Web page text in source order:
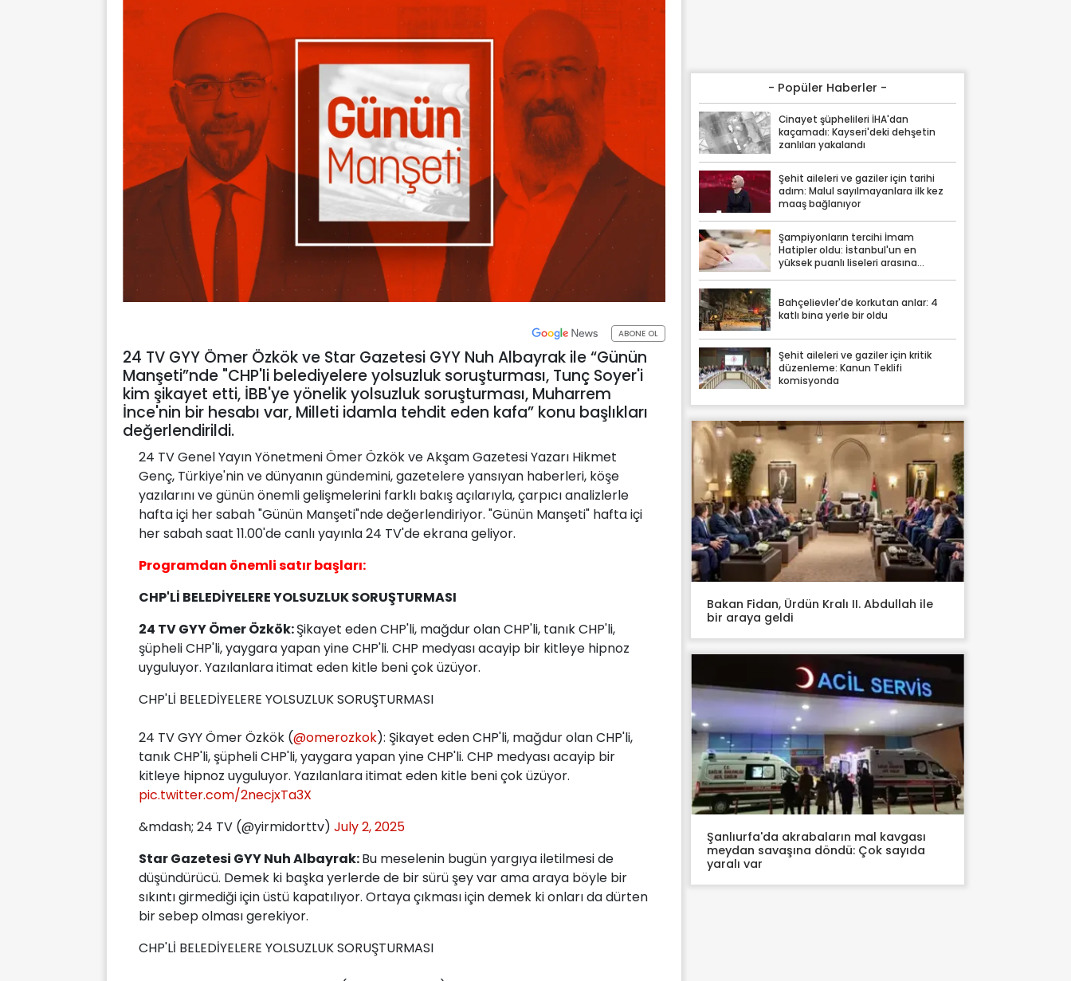
ABONE OL
24 TV GYY Ömer Özkök ve Star Gazetesi GYY Nuh Albayrak ile “Günün
Manşeti”nde "CHP'li belediyelere yolsuzluk soruşturması, Tunç Soyer'i
kim şikayet etti, İBB'ye yönelik yolsuzluk soruşturması, Muharrem
İnce'nin bir hesabı var, Milleti idamla tehdit eden kafa” konu başlıkları
değerlendirildi.
24 TV Genel Yayın Yönetmeni Ömer Özkök ve Akşam Gazetesi Yazarı Hikmet
Genç, Türkiye'nin ve dünyanın gündemini, gazetelere yansıyan haberleri, köşe
yazılarını ve günün önemli gelişmelerini farklı bakış açılarıyla, çarpıcı analizlerle
hafta içi her sabah "Günün Manşeti"nde değerlendiriyor. "Günün Manşeti" hafta içi
her sabah saat 11.00'de canlı yayınla 24 TV'de ekrana geliyor.
Programdan önemli satır başları:
CHP'Lİ BELEDİYELERE YOLSUZLUK SORUŞTURMASI
24 TV GYY Ömer Özkök:Şikayet eden CHP'li, mağdur olan CHP'li, tanık CHP'li,
şüpheli CHP'li, yaygara yapan yine CHP'li. CHP medyası acayip bir kitleye hipnoz
uyguluyor. Yazılanlara itimat eden kitle beni çok üzüyor.
CHP'Lİ BELEDİYELERE YOLSUZLUK SORUŞTURMASI
24 TV GYY Ömer Özkök (@omerozkok): Şikayet eden CHP'li, mağdur olan CHP'li,
tanık CHP'li, şüpheli CHP'li, yaygara yapan yine CHP'li. CHP medyası acayip bir
kitleye hipnoz uyguluyor. Yazılanlara itimat eden kitle beni çok üzüyor.
pic.twitter.com/2necjxTa3X
&mdash; 24 TV (@yirmidorttv) July 2, 2025
Star Gazetesi GYY Nuh Albayrak:Bu meselenin bugün yargıya iletilmesi de
düşündürücü. Demek ki başka yerlerde de bir sürü şey var ama araya böyle bir
sıkıntı girmediği için üstü kapatılıyor. Ortaya çıkması için demek ki onları da dürten
bir sebep olması gerekiyor.
CHP'Lİ BELEDİYELERE YOLSUZLUK SORUŞTURMASI
- Popüler Haberler -
Cinayet şüphelileri İHA'dan
kaçamadı: Kayseri'deki dehşetin
zanlıları yakalandı
Şehit aileleri ve gaziler için tarihi
adım: Malul sayılmayanlara ilk kez
maaş bağlanıyor
Şampiyonların tercihi İmam
Hatipler oldu: İstanbul'un en
yüksek puanlı liseleri arasına
Bahçelievler'de korkutan anlar: 4
katlı bina yerle bir oldu
Şehit aileleri ve gaziler için kritik
düzenleme: Kanun Teklifi
komisyonda
Bakan Fidan, Ürdün Kralı II. Abdullah ile
bir araya geldi
Şanlıurfa'da akrabaların mal kavgası
meydan savaşına döndü: Çok sayıda
yaralı var